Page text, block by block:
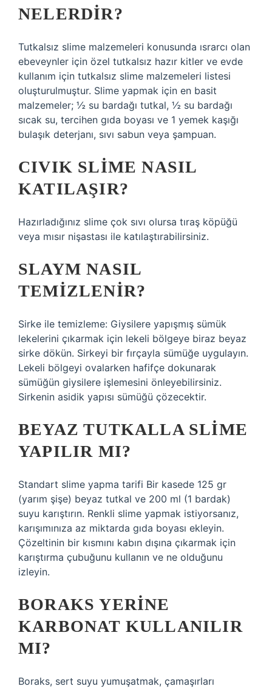
NELERDIR?
Tutkalsız slime malzemeleri konusunda ısrarcı olan
ebeveynler için özel tutkalsız hazır kitler ve evde
kullanım için tutkalsız slime malzemeleri listesi
oluşturulmuştur. Slime yapmak için en basit
malzemeler; ½ su bardağı tutkal, ½ su bardağı
sıcak su, tercihen gıda boyası ve 1 yemek kaşığı
bulaşık deterjanı, sıvı sabun veya şampuan.
CIVIK SLIME NASIL
KATILAŞIR?
Hazırladığınız slime çok sıvı olursa tıraş köpüğü
veya mısır nişastası ile katılaştırabilirsiniz.
SLAYM NASIL
TEMIZLENIR?
Sirke ile temizleme: Giysilere yapışmış sümük
lekelerini çıkarmak için lekeli bölgeye biraz beyaz
sirke dökün. Sirkeyi bir fırçayla sümüğe uygulayın.
Lekeli bölgeyi ovalarken hafifçe dokunarak
sümüğün giysilere işlemesini önleyebilirsiniz.
Sirkenin asidik yapısı sümüğü çözecektir.
BEYAZ TUTKALLA SLIME
YAPILIR MI?
Standart slime yapma tarifi Bir kasede 125 gr
(yarım şişe) beyaz tutkal ve 200 ml (1 bardak)
suyu karıştırın. Renkli slime yapmak istiyorsanız,
karışımınıza az miktarda gıda boyası ekleyin.
Çözeltinin bir kısmını kabın dışına çıkarmak için
karıştırma çubuğunu kullanın ve ne olduğunu
izleyin.
BORAKS YERINE
KARBONAT KULLANILIR
MI?
Boraks, sert suyu yumuşatmak, çamaşırları